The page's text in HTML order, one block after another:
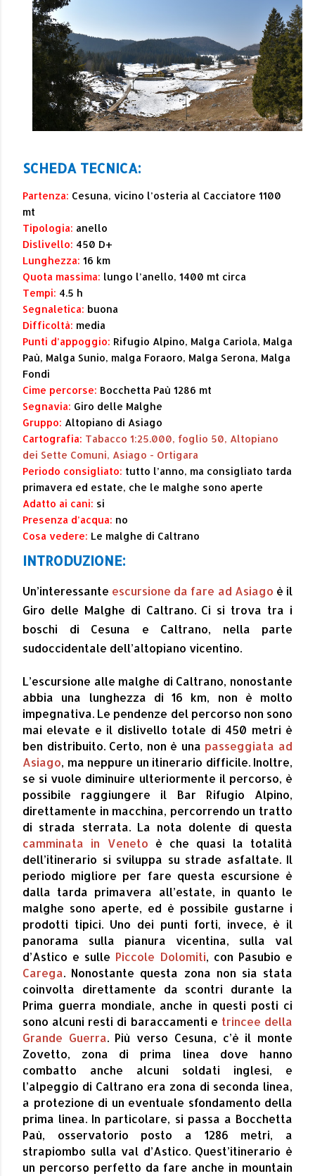
SCHEDA TECNICA:
Partenza: Cesuna, vicino l’osteria al Cacciatore 1100
mt
Tipologia: anello
Dislivello: 450 D+
Lunghezza: 16 km
Quota massima: lungo l’anello, 1400 mt circa
Tempi: 4.5 h
Segnaletica: buona
Difficoltà: media
Punti d’appoggio: Rifugio Alpino, Malga Cariola, Malga
Paù, Malga Sunio, malga Foraoro, Malga Serona, Malga
Fondi
Cime percorse: Bocchetta Paù 1286 mt
Segnavia: Giro delle Malghe
Gruppo: Altopiano di Asiago
Cartografia: Tabacco 1:25.000, foglio 50, Altopiano
dei Sette Comuni, Asiago - Ortigara
Periodo consigliato: tutto l’anno, ma consigliato tarda
primavera ed estate, che le malghe sono aperte
Adatto ai cani: si
Presenza d’acqua: no
Cosa vedere: Le malghe di Caltrano
INTRODUZIONE:
Un’interessante escursione da fare ad Asiago è il
Giro delle Malghe di Caltrano. Ci si trova tra i
boschi di Cesuna e Caltrano, nella parte
sudoccidentale dell’altopiano vicentino.
L’escursione alle malghe di Caltrano, nonostante
abbia una lunghezza di 16 km, non è molto
impegnativa. Le pendenze del percorso non sono
mai elevate e il dislivello totale di 450 metri è
ben distribuito. Certo, non è una passeggiata ad
Asiago, ma neppure un itinerario difficile. Inoltre,
se si vuole diminuire ulteriormente il percorso, è
possibile raggiungere il Bar Rifugio Alpino,
direttamente in macchina, percorrendo un tratto
di strada sterrata. La nota dolente di questa
camminata in Veneto è che quasi la totalità
dell’itinerario si sviluppa su strade asfaltate. Il
periodo migliore per fare questa escursione è
dalla tarda primavera all’estate, in quanto le
malghe sono aperte, ed è possibile gustarne i
prodotti tipici. Uno dei punti forti, invece, è il
panorama sulla pianura vicentina, sulla val
d’Astico e sulle Piccole Dolomiti, con Pasubio e
Carega. Nonostante questa zona non sia stata
coinvolta direttamente da scontri durante la
Prima guerra mondiale, anche in questi posti ci
sono alcuni resti di baraccamenti e trincee della
Grande Guerra. Più verso Cesuna, c’è il monte
Zovetto, zona di prima linea dove hanno
combatto anche alcuni soldati inglesi, e
l’alpeggio di Caltrano era zona di seconda linea,
a protezione di un eventuale sfondamento della
prima linea. In particolare, si passa a Bocchetta
Paù, osservatorio posto a 1286 metri, a
strapiombo sulla val d’Astico. Quest’itinerario è
un percorso perfetto da fare anche in mountain